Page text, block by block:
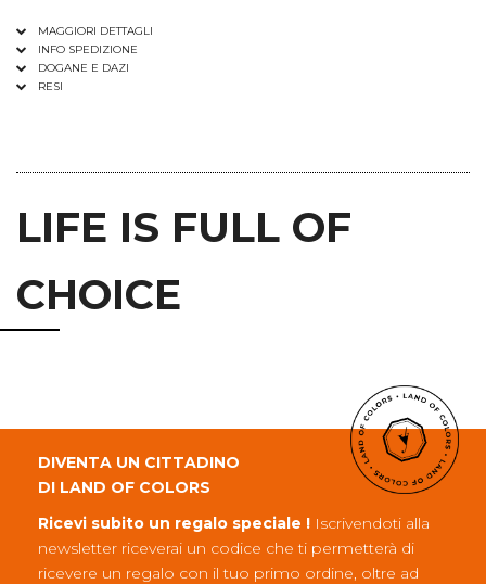
MAGGIORI DETTAGLI
INFO SPEDIZIONE
DOGANE E DAZI
RESI
LIFE IS FULL OF
CHOICE
DIVENTA UN CITTADINO
DI LAND OF COLORS
Ricevi subito un regalo speciale ! Iscrivendoti alla
newsletter riceverai un codice che ti permetterà di
ricevere un regalo con il tuo primo ordine, oltre ad